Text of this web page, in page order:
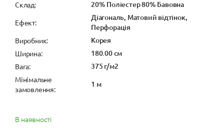
Cклад: 20% Поліестер 80% Бавовна
Ефект:
Діагональ, Матовий відтінок,
Перфорація
Виробник: Корея
Ширина: 180.00 см
Вага: 375 г/м2
Мінімальне
замовлення:
1 м
В наявності